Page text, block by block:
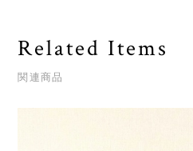
Related Items
関連商品